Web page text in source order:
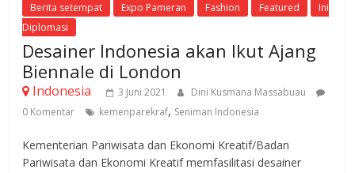
Berita setempat Expo Pameran Fashion Featured
Ini
Diplomasi
Desainer Indonesia akan Ikut Ajang
Biennale di London
Indonesia 3 Juni 2021
Dini Kusmana Massabuau
0 Komentar
kemenparekraf, Seniman Indonesia
Kementerian Pariwisata dan Ekonomi Kreatif/Badan
Pariwisata dan Ekonomi Kreatif memfasilitasi desainer